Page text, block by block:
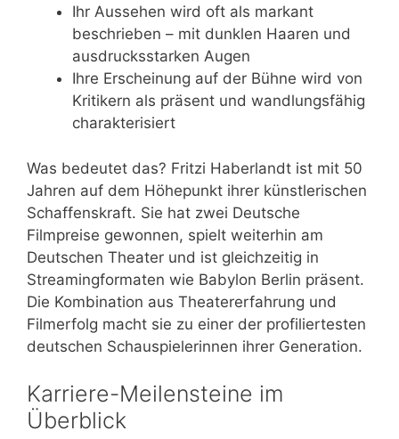
Ihr Aussehen wird oft als markant
beschrieben – mit dunklen Haaren und
ausdrucksstarken Augen
Ihre Erscheinung auf der Bühne wird von
Kritikern als präsent und wandlungsfähig
charakterisiert
Was bedeutet das? Fritzi Haberlandt ist mit 50
Jahren auf dem Höhepunkt ihrer künstlerischen
Schaffenskraft. Sie hat zwei Deutsche
Filmpreise gewonnen, spielt weiterhin am
Deutschen Theater und ist gleichzeitig in
Streamingformaten wie Babylon Berlin präsent.
Die Kombination aus Theatererfahrung und
Filmerfolg macht sie zu einer der profiliertesten
deutschen Schauspielerinnen ihrer Generation.
Karriere-Meilensteine im
Überblick